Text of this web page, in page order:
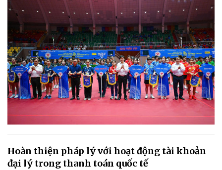
Hoàn thiện pháp lý với hoạt động tài khoản
đại lý trong thanh toán quốc tế